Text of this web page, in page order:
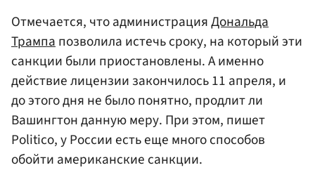
Отмечается, что администрацияДональда
Трампапозволила истечь сроку, на который эти
санкции были приостановлены. А именно
действие лицензии закончилось 11 апреля, и
до этого дня не было понятно, продлит ли
Вашингтон данную меру. При этом, пишет
Politico, у России есть еще много способов
обойти американские санкции.